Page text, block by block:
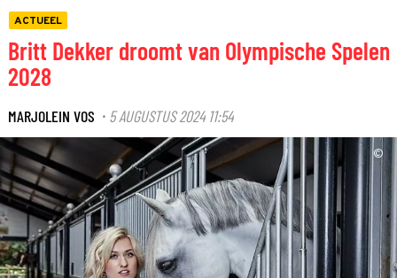
ACTUEEL
Britt Dekker droomt van Olympische Spelen
2028
MARJOLEIN VOS · 5 AUGUSTUS 2024 11:54
©